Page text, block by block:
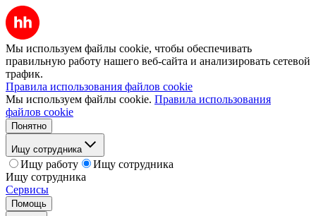
Мы используем файлы cookie, чтобы обеспечивать
правильную работу нашего веб-сайта и анализировать сетевой
трафик.
Правила использования файлов cookie
Мы используем файлы cookie. Правила использования
файлов cookie
Понятно
Ищу сотрудника
Ищу работу
Ищу сотрудника
Ищу сотрудника
Сервисы
Помощь